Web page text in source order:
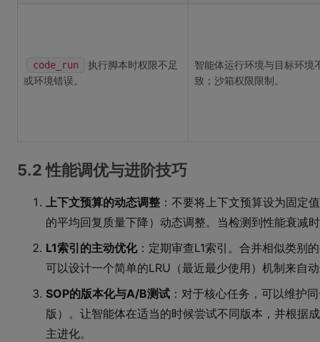
code_run
执行脚本时权限不足
或环境错误。
智能体运行环境与目标环境
致；沙箱权限限制。
5.2 性能调优与进阶技巧
上下文预算的动态调整 ：不要将上下文预算设为固定
的平均回复质量下降）动态调整。当检测到性能衰减
L1索引的主动优化：定期审查L1索引。合并相似类别
可以设计一个简单的LRU（最近最少使用）机制来自
SOP的版本化与A/B测试 ：对于核心任务，可以维护
版）。让智能体在适当的时候尝试不同版本，并根据
主进化。